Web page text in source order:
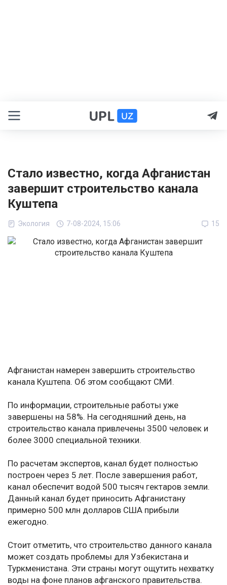
Стало известно, когда Афганистан
завершит строительство канала
Куштепа
Экология 7-08-2024, 15:06 15
Афганистан намерен завершить строительство
канала Куштепа. Об этом сообщают СМИ.
По информации, строительные работы уже
завершены на 58%. На сегодняшний день, на
строительство канала привлечены 3500 человек и
более 3000 специальной техники.
По расчетам экспертов, канал будет полностью
построен через 5 лет. После завершения работ,
канал обеспечит водой 500 тысяч гектаров земли.
Данный канал будет приносить Афганистану
примерно 500 млн долларов США прибыли
ежегодно.
Стоит отметить, что строительство данного канала
может создать проблемы для Узбекистана и
Туркменистана. Эти страны могут ощутить нехватку
воды на фоне планов афганского правительства.